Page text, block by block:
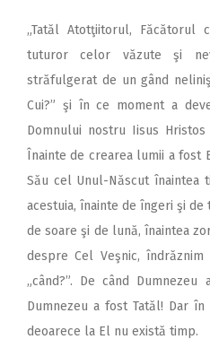
„Tatăl Atotţiitorul,
tuturor celor văzute şi
străfulgerat de un gând
Cui?” şi în ce moment a
Domnului nostru Iisus
Înainte de crearea lumii a fost
Său cel Unul-Născut înaintea
acestuia, înainte de îngeri şi
de soare şi de lună, înaintea
despre Cel Veşnic,
„când?”. De când
Dumnezeu a fost Tatăl! Dar în
deoarece la El nu există timp.